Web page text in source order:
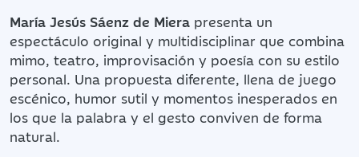
María Jesús Sáenz de Miera presenta un
espectáculo original y multidisciplinar que combina
mimo, teatro, improvisación y poesía con su estilo
personal. Una propuesta diferente, llena de juego
escénico, humor sutil y momentos inesperados en
los que la palabra y el gesto conviven de forma
natural.